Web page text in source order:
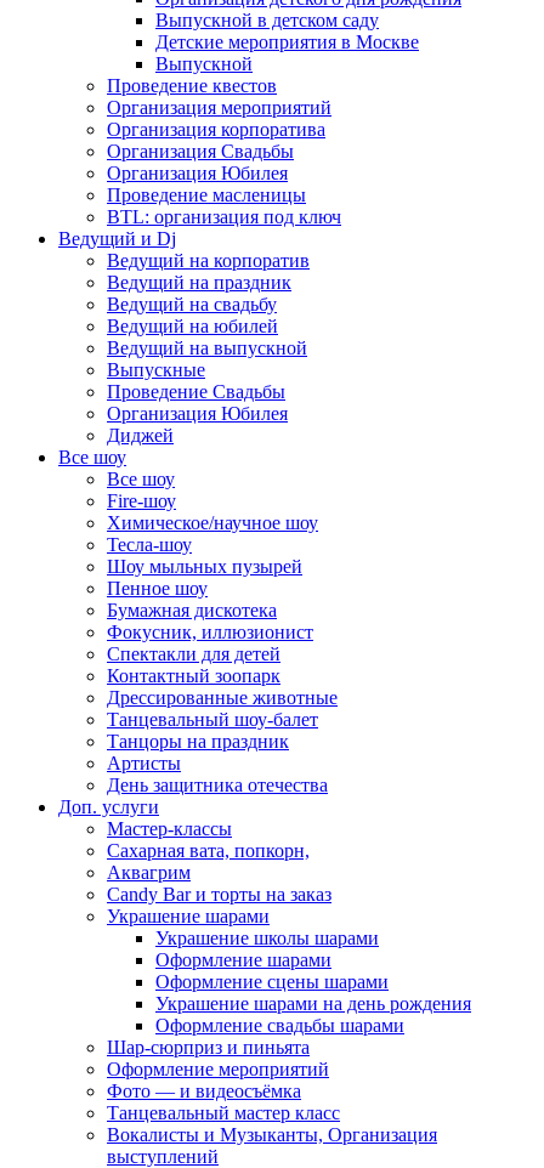
Выпускной в детском саду
Детские мероприятия в Москве
Выпускной
Проведение квестов
Организация мероприятий
Организация корпоратива
Организация Свадьбы
Организация Юбилея
Проведение масленицы
BTL: организация под ключ
Ведущий и Dj
Ведущий на корпоратив
Ведущий на праздник
Ведущий на свадьбу
Ведущий на юбилей
Ведущий на выпускной
Выпускные
Проведение Свадьбы
Организация Юбилея
Диджей
Все шоу
Все шоу
Fire-шоу
Химическое/научное шоу
Тесла-шоу
Шоу мыльных пузырей
Пенное шоу
Бумажная дискотека
Фокусник, иллюзионист
Спектакли для детей
Контактный зоопарк
Дрессированные животные
Танцевальный шоу-балет
Танцоры на праздник
Артисты
День защитника отечества
Доп. услуги
Мастер-классы
Сахарная вата, попкорн,
Аквагрим
Candy Bar и торты на заказ
Украшение шарами
Украшение школы шарами
Оформление шарами
Оформление сцены шарами
Украшение шарами на день рождения
Оформление свадьбы шарами
Шар-сюрприз и пиньята
Оформление мероприятий
Фото — и видеосъёмка
Танцевальный мастер класс
Вокалисты и Музыканты, Организация
выступлений